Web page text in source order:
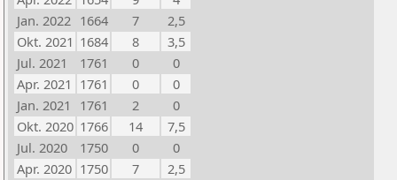
Jan. 2022 1664 7
2,5
Okt. 2021 1684 8
3,5
Jul. 2021
1761 0
0
Apr. 2021 1761 0
0
Jan. 2021
1761 2
0
Okt. 2020 1766 14
7,5
Jul. 2020
1750 0
0
Apr. 2020 1750 7
2,5